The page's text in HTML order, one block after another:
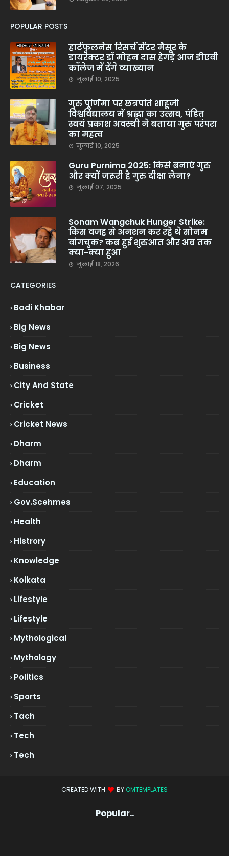
POPULAR POSTS
हार्टफुलनेस रिसर्च सेंटर मैसूर के
डायरेक्टर डॉ मोहन दास हेगड़े आज डीएवी
कॉलेज में देंगे व्याख्यान
जुलाई 10, 2025
गुरु पूर्णिमा पर छत्रपति शाहूजी
विश्वविद्यालय में श्रद्धा का उत्सव, पंडित
स्वयं प्रकाश अवस्थी ने बताया गुरु परंपरा
का महत्व
जुलाई 10, 2025
Guru Purnima 2025: किसे बनाएं गुरु
और क्यों जरूरी है गुरु दीक्षा लेना?
जुलाई 07, 2025
Sonam Wangchuk Hunger Strike:
किस वजह से अनशन कर रहे थे सोनम
वांगचुक? कब हुई शुरुआत और अब तक
क्या-क्या हुआ
जुलाई 18, 2026
CATEGORIES
Badi Khabar
Big News
Big News
Business
City And State
Cricket
Cricket News
Dharm
Dharm
Education
Gov.scehmes
Health
Histrory
Knowledge
Kolkata
Lifestyle
Lifestyle
Mythological
Mythology
Politics
Sports
Tach
Tech
Tech
CREATED WITH BY OMTEMPLATES
Popular..